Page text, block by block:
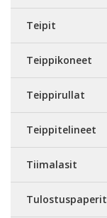
Teipit
Teippikoneet
Teippirullat
Teippitelineet
Tiimalasit
Tulostuspaperit